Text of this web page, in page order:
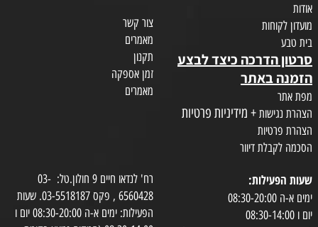
אודות
מועדון לקוחות
בית טבע
סרטון הדרכה כיצד לבצע
הזמנה באתר
מפת אתר
הצהרת נגישות + מידיניות פרטיות
הצהרת פרטיות
הסכמה לקבלת דיוור
צור קשר
מאמרים
תקנון
זמן אספקה
מאמרים
שעות הפעילות:
ימים א-ה 08:30-20:00
יום ו 08:30-14:00
רח' לנדאו חיים 9 חולון.טל: 03-
6560428 , פקס 03-5518187. שעות
הפעילות: ימים א-ה 08:30-20:00 יום ו